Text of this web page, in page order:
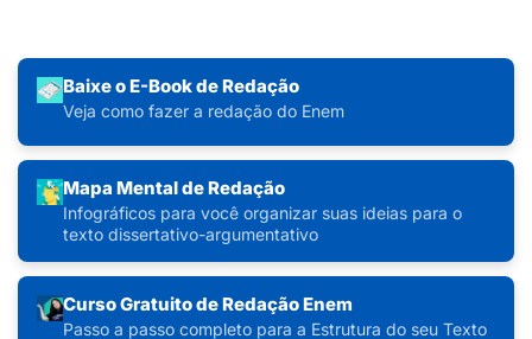
Baixe o E-Book de Redação
Veja como fazer a redação do Enem
Mapa Mental de Redação
Infográficos para você organizar suas ideias para o
texto dissertativo-argumentativo
Curso Gratuito de Redação Enem
Passo a passo completo para a Estrutura do seu Texto